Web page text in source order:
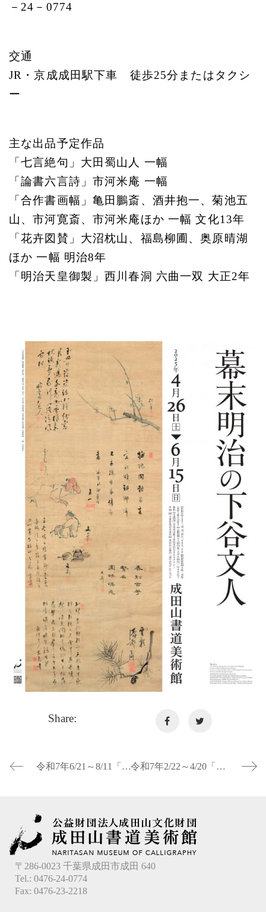
－24－0774
交通
JR・京成成田駅下車 徒歩25分またはタクシ
ー
主な出品予定作品
「七言絶句」大田蜀山人 一幅
「論書六言詩」市河米庵 一幅
「合作書画幅」亀田鵬斎、酒井抱一、菊池五
山、市河寛斎、市河米庵ほか 一幅 文化13年
「花卉図賛」大沼枕山、福島柳圃、奥原晴湖
ほか 一幅 明治8年
「明治天皇御製」西川春洞 六曲一双 大正2年
Share:
令和7年6/21～8/11「収蔵優品展 戦後日本「新しい書」のかたち」 令和7年2/22～4/20「収蔵優品展 篆・隷・楷・行・草・仮名－書体をめぐる書の表現」
〒286-0023 千葉県成田市成田 640
Tel.: 0476-24-0774
Fax: 0476-23-2218